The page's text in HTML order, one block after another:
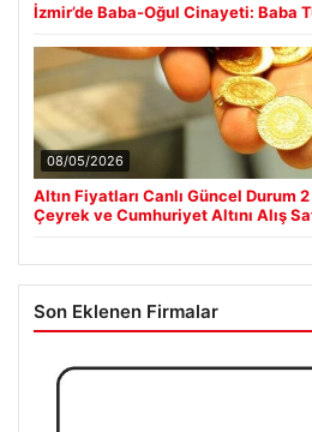
İzmir’de Baba-Oğul Cinayeti: Baba
08/05/2026
Altın Fiyatları Canlı Güncel Durum
Çeyrek ve Cumhuriyet Altını Alış
Son Eklenen Firmalar